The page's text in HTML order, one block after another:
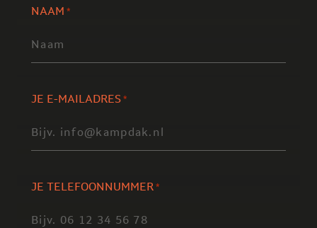
NAAM *
JE E-MAILADRES*
JE TELEFOONNUMMER*